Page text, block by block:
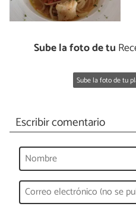
Sube la foto de tu
Sube la foto de tu
Escribir comentario